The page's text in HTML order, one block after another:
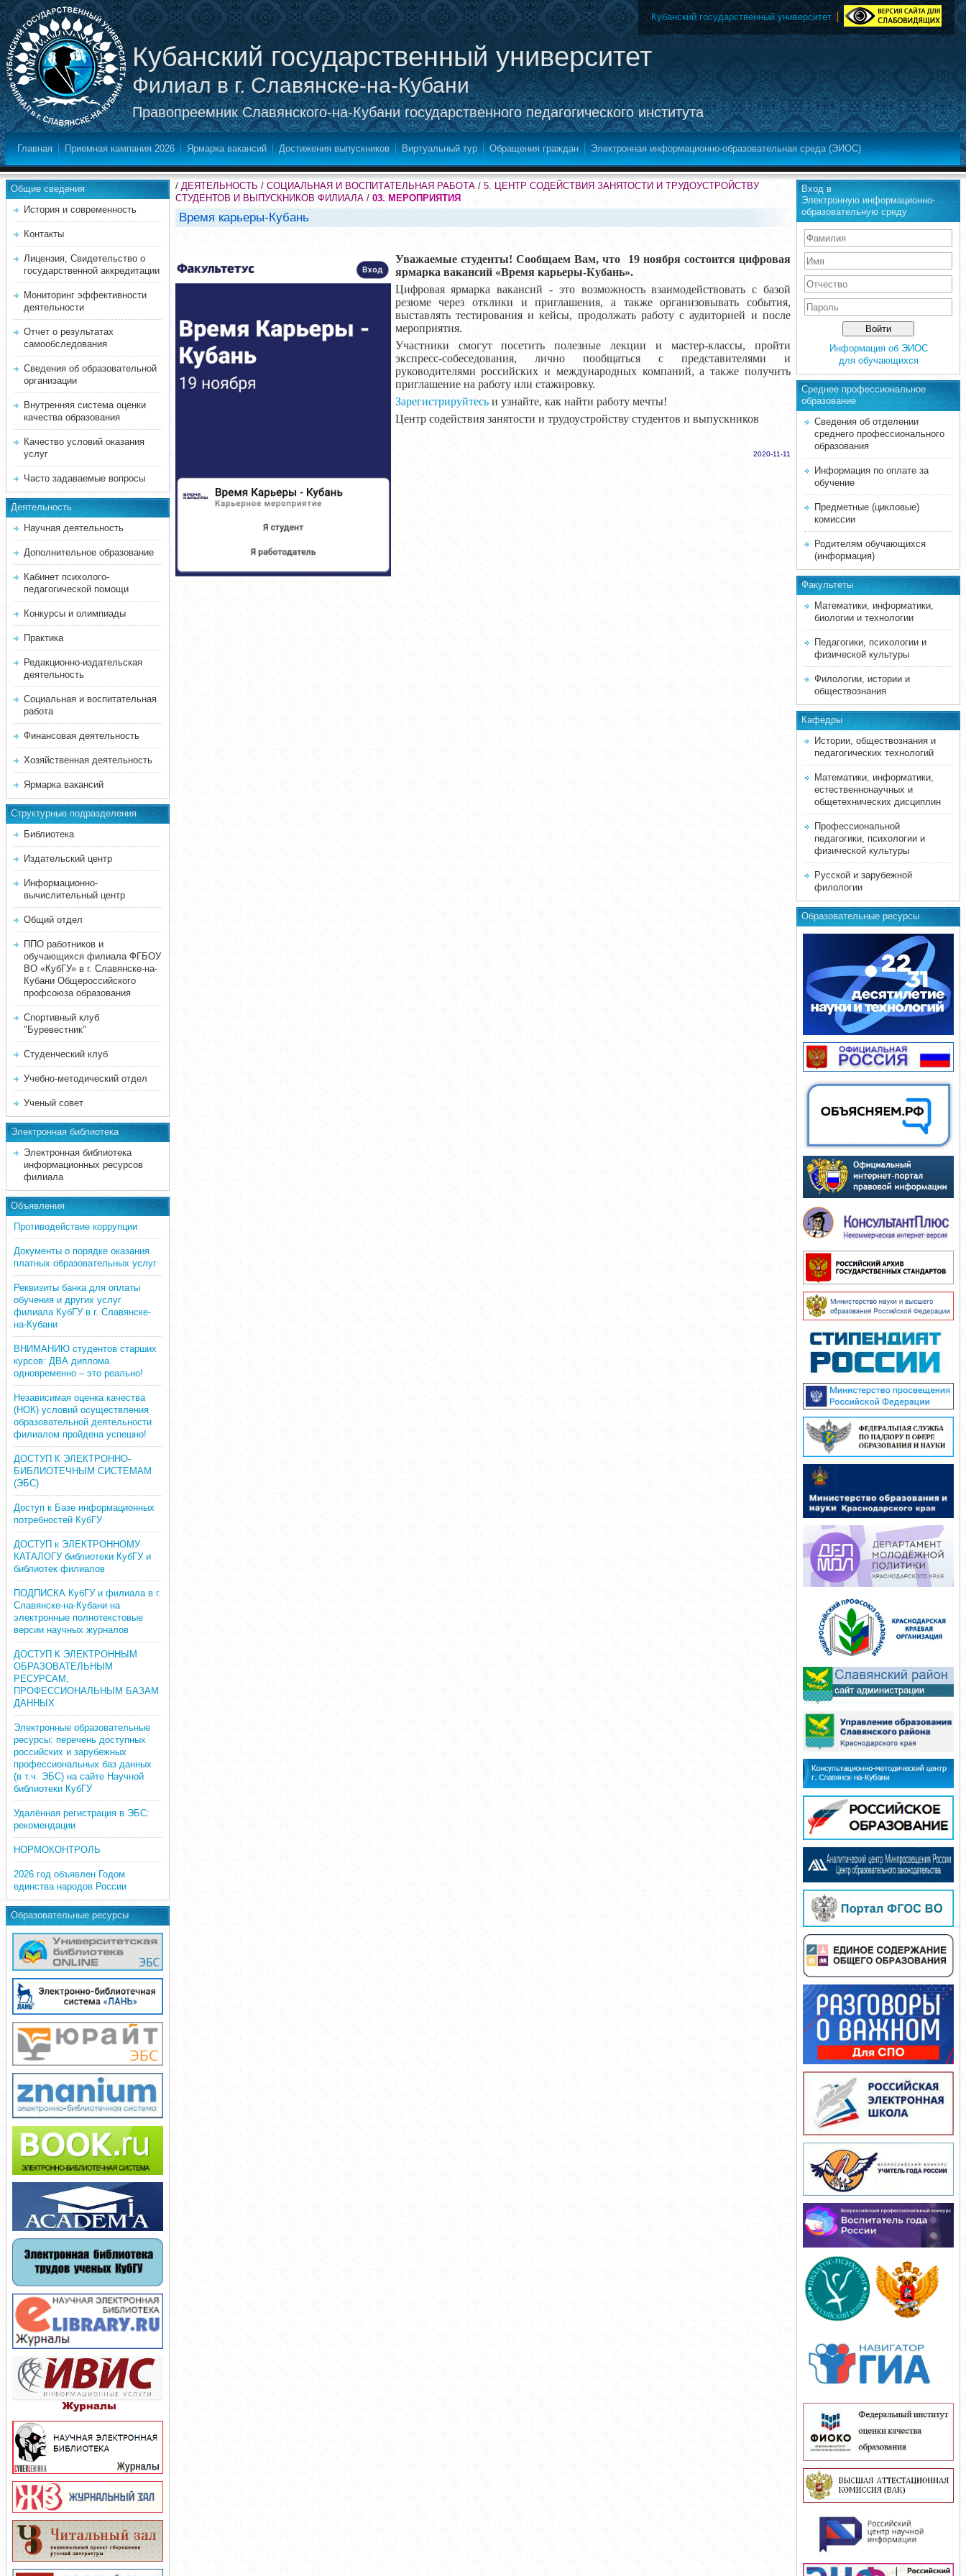
Кубанский государственный университет
Филиал в г. Славянске-на-Кубани
Правопреемник Славянского-на-Кубани государственного педагогического института
Кубанский государственный университет
Главная Приемная кампания 2026 Ярмарка вакансий Достижения выпускников Виртуальный тур Обращения граждан Электронная информационно-образовательная среда (ЭИОС)
Общие сведения
История и современность
Контакты
Лицензия, Свидетельство о
государственной аккредитации
Мониторинг эффективности
деятельности
Отчет о результатах
самообследования
Сведения об образовательной
организации
Внутренняя система оценки
качества образования
Качество условий оказания
услуг
Часто задаваемые вопросы
Деятельность
Научная деятельность
Дополнительное образование
Кабинет психолого-
педагогической помощи
Конкурсы и олимпиады
Практика
Редакционно-издательская
деятельность
Социальная и воспитательная
работа
Финансовая деятельность
Хозяйственная деятельность
Ярмарка вакансий
Структурные подразделения
Библиотека
Издательский центр
Информационно-
вычислительный центр
Общий отдел
ППО работников и
обучающихся филиала ФГБОУ
ВО «КубГУ» в г. Славянске-на-
Кубани Общероссийского
профсоюза образования
Спортивный клуб
"Буревестник"
Студенческий клуб
Учебно-методический отдел
Ученый совет
Электронная библиотека
Электронная библиотека
информационных ресурсов
филиала
Объявления
Противодействие коррупции
Документы о порядке оказания
платных образовательных услуг
Реквизиты банка для оплаты
обучения и других услуг
филиала КубГУ в г. Славянске-
на-Кубани
ВНИМАНИЮ студентов старших
курсов: ДВА диплома
одновременно – это реально!
Независимая оценка качества
(НОК) условий осуществления
образовательной деятельности
филиалом пройдена успешно!
ДОСТУП К ЭЛЕКТРОННО-
БИБЛИОТЕЧНЫМ СИСТЕМАМ
(ЭБС)
Доступ к Базе информационных
потребностей КубГУ
ДОСТУП к ЭЛЕКТРОННОМУ
КАТАЛОГУ библиотеки КубГУ и
библиотек филиалов
ПОДПИСКА КубГУ и филиала в г.
Славянске-на-Кубани на
электронные полнотекстовые
версии научных журналов
ДОСТУП К ЭЛЕКТРОННЫМ
ОБРАЗОВАТЕЛЬНЫМ
РЕСУРСАМ,
ПРОФЕССИОНАЛЬНЫМ БАЗАМ
ДАННЫХ
Электронные образовательные
ресурсы: перечень доступных
российских и зарубежных
профессиональных баз данных
(в т.ч. ЭБС) на сайте Научной
библиотеки КубГУ
Удалённая регистрация в ЭБС:
рекомендации
НОРМОКОНТРОЛЬ
2026 год объявлен Годом
единства народов России
Образовательные ресурсы
/ ДЕЯТЕЛЬНОСТЬ / СОЦИАЛЬНАЯ И ВОСПИТАТЕЛЬНАЯ РАБОТА / 5. ЦЕНТР СОДЕЙСТВИЯ ЗАНЯТОСТИ И ТРУДОУСТРОЙСТВУ
СТУДЕНТОВ И ВЫПУСКНИКОВ ФИЛИАЛА / 03. МЕРОПРИЯТИЯ
Время карьеры-Кубань
Уважаемые студенты! Сообщаем Вам, что 19 ноября состоится цифровая
ярмарка вакансий «Время карьеры-Кубань».
Цифровая ярмарка вакансий - это возможность взаимодействовать с базой
резюме через отклики и приглашения, а также организовывать события,
выставлять тестирования и кейсы, продолжать работу с аудиторией и после
мероприятия.
Участники смогут посетить полезные лекции и мастер-классы, пройти
экспресс-собеседования, лично пообщаться с представителями и
руководителями российских и международных компаний, а также получить
приглашение на работу или стажировку.
Зарегистрируйтесь и узнайте, как найти работу мечты!
Центр содействия занятости и трудоустройству студентов и выпускников
2020-11-11
Вход в
Электронную информационно-
образовательную среду
Информация об ЭИОС
для обучающихся
Среднее професcиональное
образование
Сведения об отделении
среднего профессионального
образования
Информация по оплате за
обучение
Предметные (цикловые)
комиссии
Родителям обучающихся
(информация)
Факультеты
Математики, информатики,
биологии и технологии
Педагогики, психологии и
физической культуры
Филологии, истории и
обществознания
Кафедры
Истории, обществознания и
педагогических технологий
Математики, информатики,
естественнонаучных и
общетехнических дисциплин
Профессиональной
педагогики, психологии и
физической культуры
Русской и зарубежной
филологии
Образовательные ресурсы